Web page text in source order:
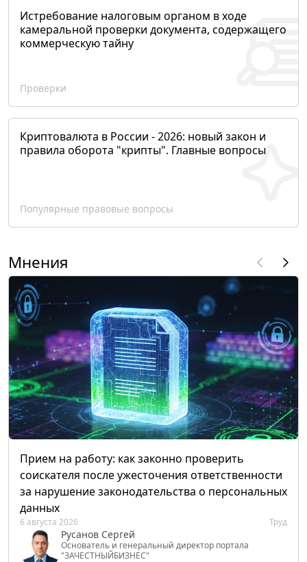
Истребование налоговым органом в ходе
камеральной проверки документа, содержащего
коммерческую тайну
Проверки
Криптовалюта в России - 2026: новый закон и
правила оборота "крипты". Главные вопросы
Популярные правовые вопросы
Мнения
Прием на работу: как законно проверить
соискателя после ужесточения ответственности
за нарушение законодательства о персональных
данных
6 августа 2026 Труд
Русанов Сергей
Основатель и генеральный директор портала
"ЗАЧЕСТНЫЙБИЗНЕС"